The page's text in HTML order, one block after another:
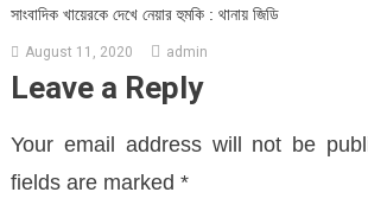
সাংবাদিক খায়েরকে দেখে নেয়ার হুমকি : থানায় জিডি
August 11, 2020 admin
Leave a Reply
Your email address will not be
fields are marked *